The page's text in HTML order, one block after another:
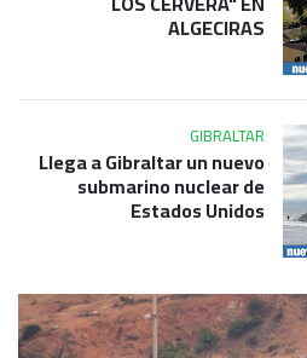
ALGECIRAS
GIBRALTAR
Llega a Gibraltar un nuevo
submarino nuclear de
Estados Unidos